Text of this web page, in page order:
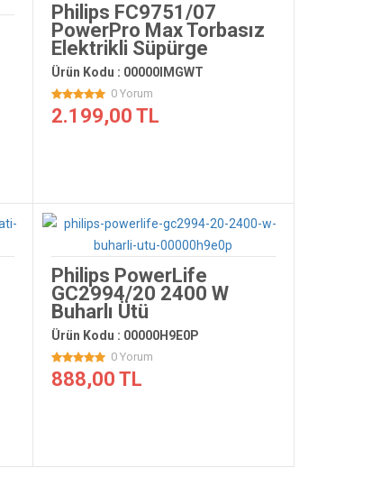
Philips FC9751/07
PowerPro Max Torbasız
Elektrikli Süpürge
Ürün Kodu : 00000IMGWT
0 Yorum
2.199,00 TL
Philips PowerLife
GC2994/20 2400 W
Buharlı Ütü
Ürün Kodu : 00000H9E0P
0 Yorum
888,00 TL